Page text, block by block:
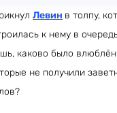
Левин в толпу,
к нему в
каково было
не получили